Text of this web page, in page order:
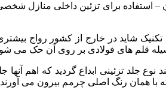
استفاده برای تزئین داخلی منازل
شاید در خارج از کشور رواج
قلم های فولادی بر روی آن حک می
نوع جلد تزئینی ابداع گردید که
همان رنگ اصلی چرمم بیرون می آورند